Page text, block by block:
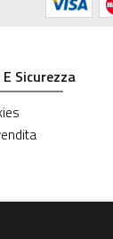
Sicurezza